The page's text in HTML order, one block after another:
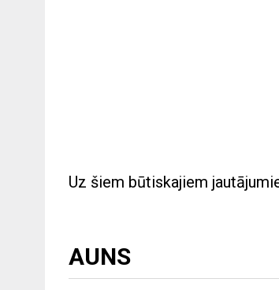
Uz šiem būtiskajiem
AUNS